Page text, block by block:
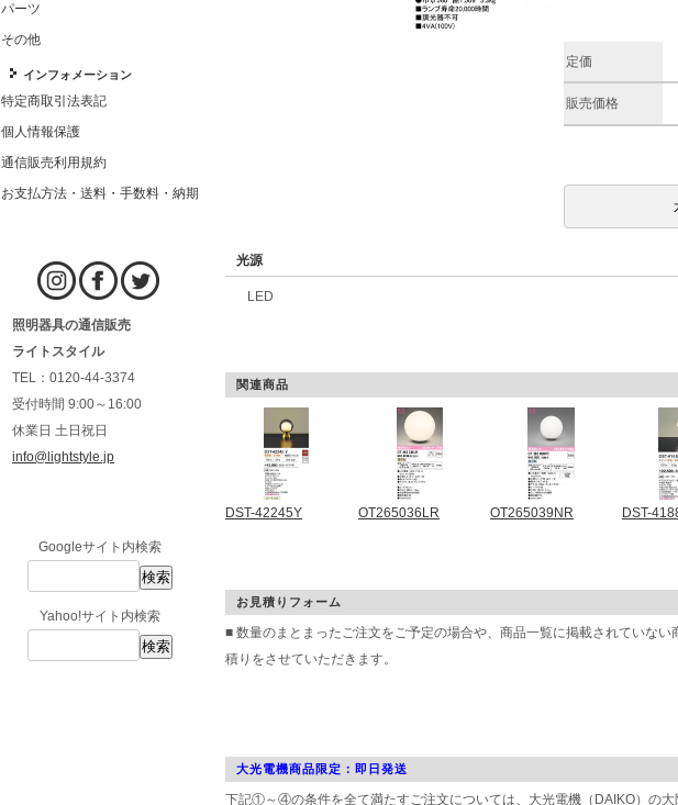
パーツ
その他
インフォメーション
特定商取引法表記
個人情報保護
通信販売利用規約
お支払方法・送料・手数料・納期
照明器具の通信販売
ライトスタイル
TEL：0120-44-3374
受付時間 9:00～16:00
休業日 土日祝日
info@lightstyle.jp
Googleサイト内検索
Yahoo!サイト内検索
定価
販売価格
光源
LED
関連商品
DST-42245Y OT265036LR OT265039NR DST-
お見積りフォーム
■ 数量のまとまったご注文をご予定の場合や、商品一覧に掲載されていない
積りをさせていただきます。
大光電機商品限定：即日発送
下記①～④の条件を全て満たすご注文については、大光電機（DAIKO）の大